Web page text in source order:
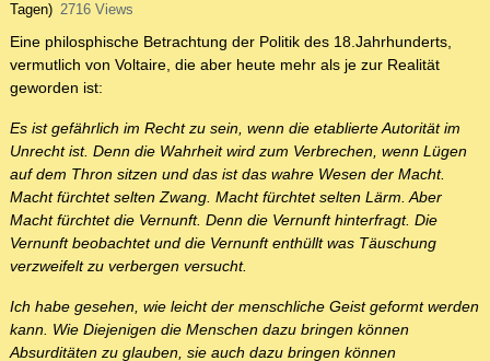
Tagen) 2716 Views
Eine philosphische Betrachtung der Politik des 18.Jahrhunderts,
vermutlich von Voltaire, die aber heute mehr als je zur Realität
geworden ist:
Es ist gefährlich im Recht zu sein, wenn die etablierte Autorität im
Unrecht ist. Denn die Wahrheit wird zum Verbrechen, wenn Lügen
auf dem Thron sitzen und das ist das wahre Wesen der Macht.
Macht fürchtet selten Zwang. Macht fürchtet selten Lärm. Aber
Macht fürchtet die Vernunft. Denn die Vernunft hinterfragt. Die
Vernunft beobachtet und die Vernunft enthüllt was Täuschung
verzweifelt zu verbergen versucht.
Ich habe gesehen, wie leicht der menschliche Geist geformt werden
kann. Wie Diejenigen die Menschen dazu bringen können
Absurditäten zu glauben, sie auch dazu bringen können